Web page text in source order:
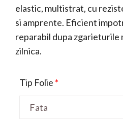
elastic, multistrat, cu
si amprente. Eficient
reparabil dupa zgarieturile
zilnica.
Tip Folie *